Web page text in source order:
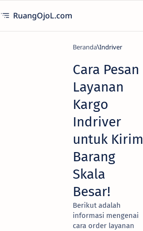
RuangOjoL.com
Beranda Indriver
Cara Pesan
Layanan
Kargo
Indriver
untuk Kirim
Barang
Skala
Besar!
Berikut adalah
informasi mengenai
cara order layanan